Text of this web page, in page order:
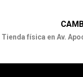
Tienda física en Av.